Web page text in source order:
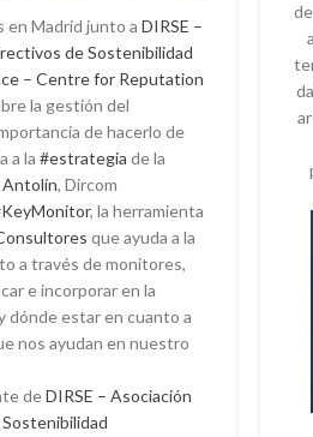
en Madrid junto a DIRSE –
de Sostenibilidad
– Centre for Reputation
la gestión del
de hacerlo de
a la #estrategia de la
Antolín, Dircom
, la herramienta
que ayuda a la
a través de monitores,
e incorporar en la
dónde estar en cuanto a
nos ayudan en nuestro
deDIRSE – Asociación